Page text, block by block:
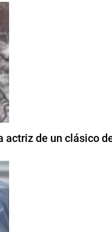
actriz de un clásico